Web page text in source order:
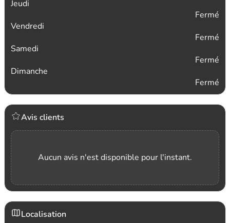
Jeudi
Fermé
Vendredi
Fermé
Samedi
Fermé
Dimanche
Fermé
Avis clients
Aucun avis n'est disponible pour l'instant.
Localisation